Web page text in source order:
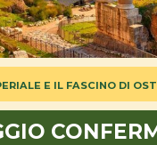
E IL FASCINO DI